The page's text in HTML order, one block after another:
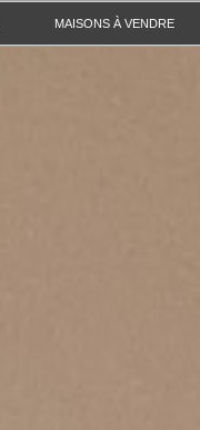
MAISONS À VENDRE